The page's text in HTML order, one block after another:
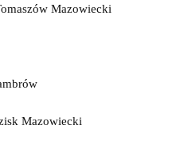
Mazowiecki
Mazowiecki